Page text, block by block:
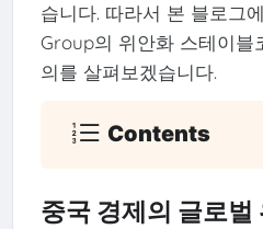
습니다. 따라서 본 블로그
Group의 위안화 스테이블
의를 살펴보겠습니다.
Contents
중국 경제의 글로벌